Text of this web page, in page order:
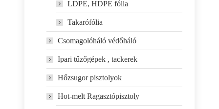
LDPE, HDPE fólia
Takarófólia
Csomagolóháló védőháló
Ipari tűzőgépek , tackerek
Hőzsugor pisztolyok
Hot-melt Ragasztópisztoly